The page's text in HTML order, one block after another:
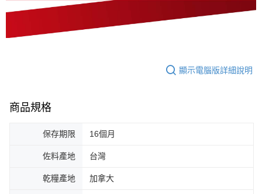
顯示電腦版詳細說明
商品規格
保存期限 16個月
佐料產地 台灣
乾糧產地 加拿大